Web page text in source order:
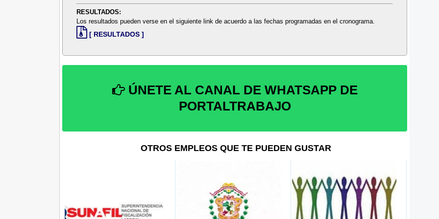
RESULTADOS:
Los resultados pueden verse en el siguiente link de acuerdo a las fechas programadas en el cronograma.
[ RESULTADOS ]
ÚNETE AL CANAL DE WHATSAPP DE
PORTALTRABAJO
OTROS EMPLEOS QUE TE PUEDEN GUSTAR